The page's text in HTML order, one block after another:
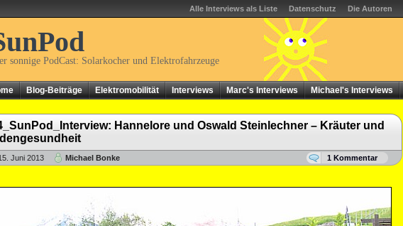
Alle Interviews als Liste Datenschutz Die Autoren
sonnige PodCast: Solarkocher und Elektrofahrzeuge
Blog-Beiträge Elektromobilität Interviews Marc's Interviews Michael's Interviews
Hannelore und Oswald Steinlechner – Kräuter und
Juni 2013 Michael Bonke 1 Kommentar